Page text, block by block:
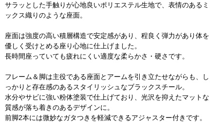
サラッとした手触りが心地良いポリエステル生地で、表情のあるミ
ックス織りのような座面。
座面は強度の高い積層構造で安定感があり、程良く弾力があり体を
優しく受けとめる座り心地に仕上げました。
長時間座っていても疲れにくい適度な柔らかさ・硬さです。
フレーム＆脚は主役である座面とアームを引き立たせながらも、し
っかりと存在感のあるスタイリッシュなブラックスチール。
水分やサビに強い粉体塗装で仕上げており、光沢を抑えたマットな
質感が落ち着きのあるデザインに。
前脚2本には微妙なガタつきを軽減できるアジャスター付きです。